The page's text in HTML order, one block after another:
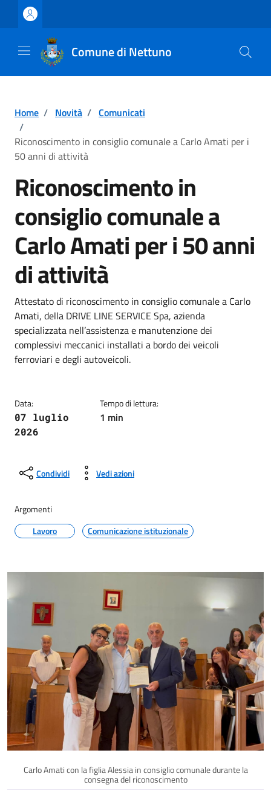
Vai ai contenuti
Vai al footer
Comune di Nettuno
Home / Novità / Comunicati
/
Riconoscimento in consiglio comunale a Carlo Amati per i
50 anni di attività
Riconoscimento in
consiglio comunale a
Carlo Amati per i 50 anni
di attività
Dettagli della notizia
Attestato di riconoscimento in consiglio comunale a Carlo
Amati, della DRIVE LINE SERVICE Spa, azienda
specializzata nell’assistenza e manutenzione dei
complessivi meccanici installati a bordo dei veicoli
ferroviari e degli autoveicoli.
Data:
07 luglio
2026
Tempo di lettura:
1 min
Condividi Vedi azioni
Argomenti
Lavoro
Comunicazione istituzionale
Carlo Amati con la figlia Alessia in consiglio comunale durante la
consegna del riconoscimento